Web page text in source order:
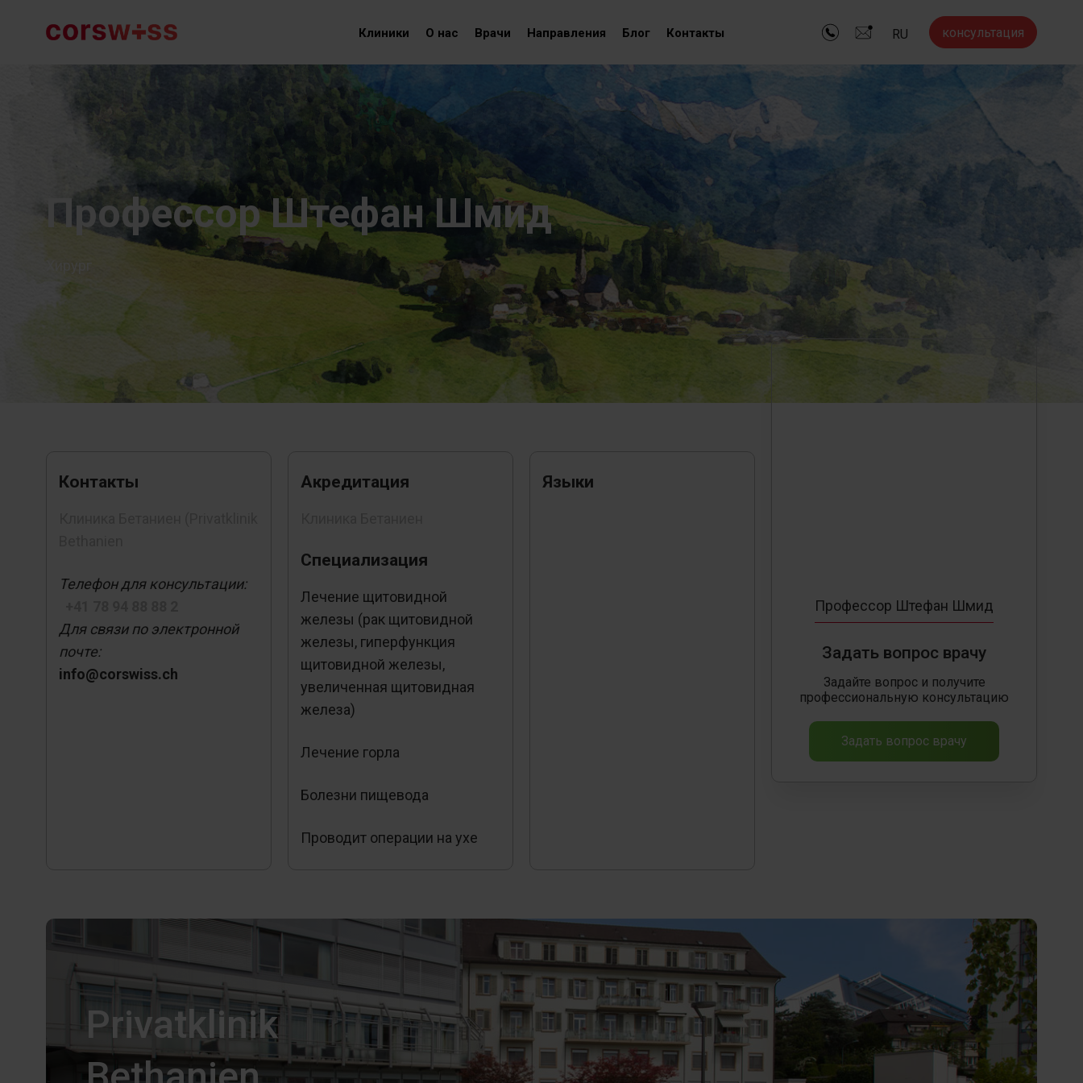
Клиники О нас Врачи Направления Блог Контакты RU консультация
Профессор Штефан Шмид
Контакты
Телефон для консультации:
Для связи по электронной
почте:
info@corswiss.ch
Акредитация
Специализация
Лечение щитовидной
железы (рак щитовидной
железы, гиперфункция
щитовидной железы,
увеличенная щитовидная
железа)
Лечение горла
Болезни пищевода
Проводит операции на ухе
Языки
Профессор Штефан Шмид
Задать вопрос врачу
Задайте вопрос и получите
профессиональную консультацию
Задать вопрос врачу
Privatklinik